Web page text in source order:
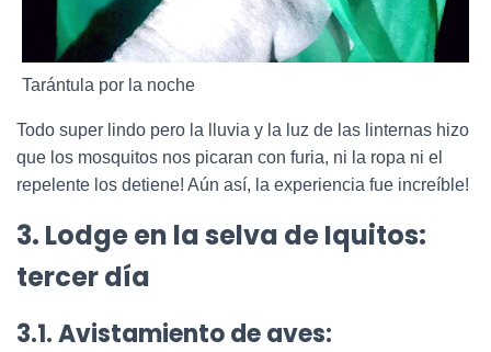
Tarántula por la noche
Todo super lindo pero la lluvia y la luz de las linternas hizo
que los mosquitos nos picaran con furia, ni la ropa ni el
repelente los detiene! Aún así, la experiencia fue increíble!
3. Lodge en la selva de Iquitos:
tercer día
3.1. Avistamiento de aves: